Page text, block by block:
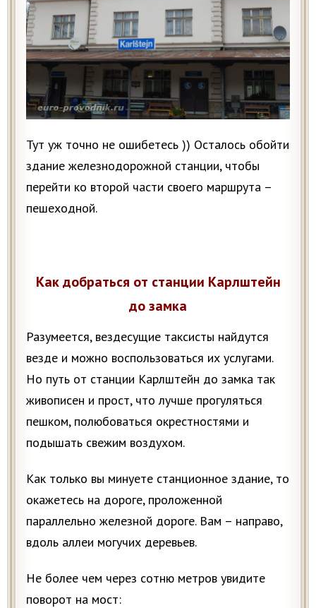
Тут уж точно не ошибетесь )) Осталось обойти
здание железнодорожной станции, чтобы
перейти ко второй части своего маршрута –
пешеходной.
Как добраться от станции Карлштейн
до замка
Разумеется, вездесущие таксисты найдутся
везде и можно воспользоваться их услугами.
Но путь от станции Карлштейн до замка так
живописен и прост, что лучше прогуляться
пешком, полюбоваться окрестностями и
подышать свежим воздухом.
Как только вы минуете станционное здание, то
окажетесь на дороге, проложенной
параллельно железной дороге. Вам – направо,
вдоль аллеи могучих деревьев.
Не более чем через сотню метров увидите
поворот на мост: